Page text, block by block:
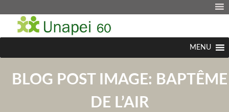
MENU
BLOG POST IMAGE: BAPTÊME
DE L’AIR